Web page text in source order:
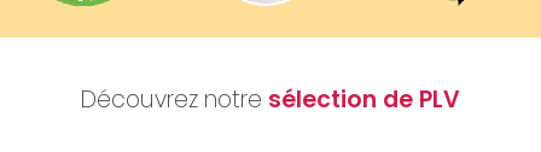
Découvrez notre sélection de PLV